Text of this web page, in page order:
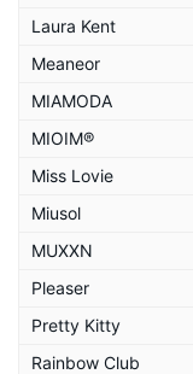
Laura Kent
Meaneor
MIAMODA
MIOIM®
Miss Lovie
Miusol
MUXXN
Pleaser
Pretty Kitty
Rainbow Club